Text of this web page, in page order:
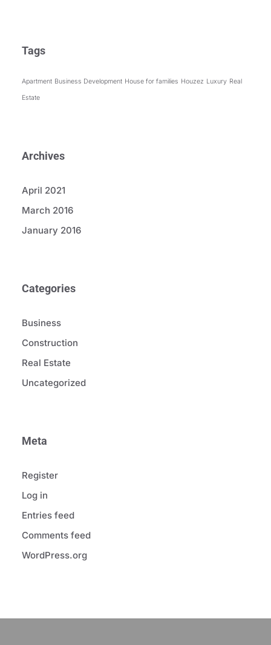
Tags
Apartment Business Development House for families Houzez Luxury Real
Estate
Archives
April 2021
March 2016
January 2016
Categories
Business
Construction
Real Estate
Uncategorized
Meta
Register
Log in
Entries feed
Comments feed
WordPress.org